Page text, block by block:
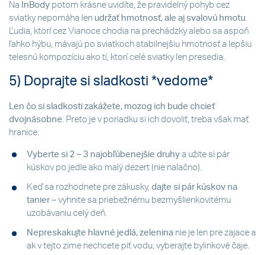
Na InBody potom krásne uvidíte, že pravidelný pohyb cez
sviatky nepomáha len udržať hmotnosť, ale aj svalovú hmotu.
Ľudia, ktorí cez Vianoce chodia na prechádzky alebo sa aspoň
ľahko hýbu, mávajú po sviatkoch stabilnejšiu hmotnosť a lepšiu
telesnú kompozíciu ako tí, ktorí celé sviatky len presedia.
5) Doprajte si sladkosti *vedome*
Len čo si sladkosti zakážete, mozog ich bude chcieť
dvojnásobne . Preto je v poriadku si ich dovoliť, treba však mať
hranice.
Vyberte si 2 – 3 najobľúbenejšie druhy a užite si pár
kúskov po jedle ako malý dezert (nie nalačno).
Keď sa rozhodnete pre zákusky, dajte si pár kúskov na
tanier– vyhnite sa priebežnému bezmyšlienkovitému
uzobávaniu celý deň.
Nepreskakujte hlavné jedlá, zelenina nie je len pre zajace a
ak v tejto zime nechcete piť vodu, vyberajte bylinkové čaje.